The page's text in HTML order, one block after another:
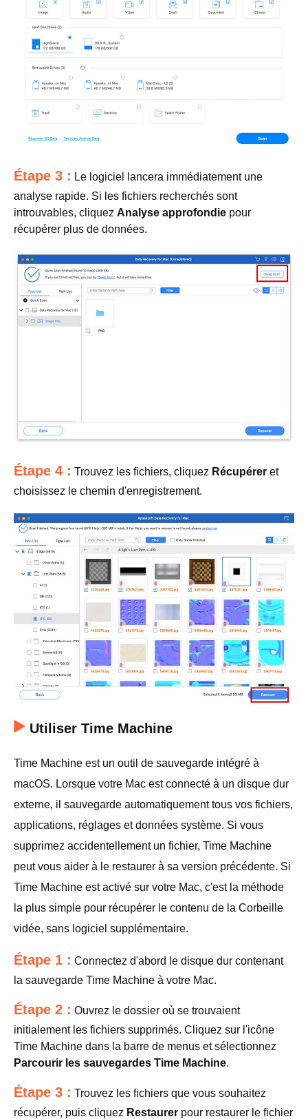
Étape 3 : Le logiciel lancera immédiatement une
analyse rapide. Si les fichiers recherchés sont
introuvables, cliquez Analyse approfondie pour
récupérer plus de données.
Étape 4 : Trouvez les fichiers, cliquez Récupérer et
choisissez le chemin d'enregistrement.
Utiliser Time Machine
Time Machine est un outil de sauvegarde intégré à
macOS. Lorsque votre Mac est connecté à un disque dur
externe, il sauvegarde automatiquement tous vos fichiers,
applications, réglages et données système. Si vous
supprimez accidentellement un fichier, Time Machine
peut vous aider à le restaurer à sa version précédente. Si
Time Machine est activé sur votre Mac, c'est la méthode
la plus simple pour récupérer le contenu de la Corbeille
vidée, sans logiciel supplémentaire.
Étape 1 : Connectez d'abord le disque dur contenant
la sauvegarde Time Machine à votre Mac.
Étape 2 : Ouvrez le dossier où se trouvaient
initialement les fichiers supprimés. Cliquez sur l'icône
Time Machine dans la barre de menus et sélectionnez
Parcourir les sauvegardes Time Machine.
Étape 3 : Trouvez les fichiers que vous souhaitez
récupérer, puis cliquez Restaurer pour restaurer le fichier